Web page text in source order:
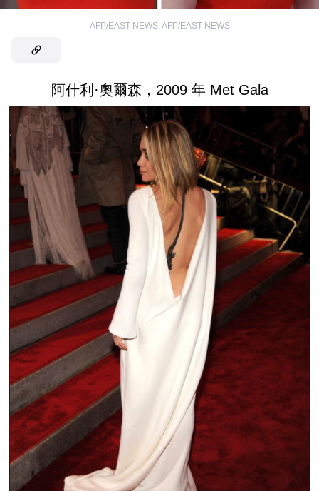
AFP/EAST NEWS, AFP/EAST NEWS
阿什利·奧爾森，2009 年 Met Gala